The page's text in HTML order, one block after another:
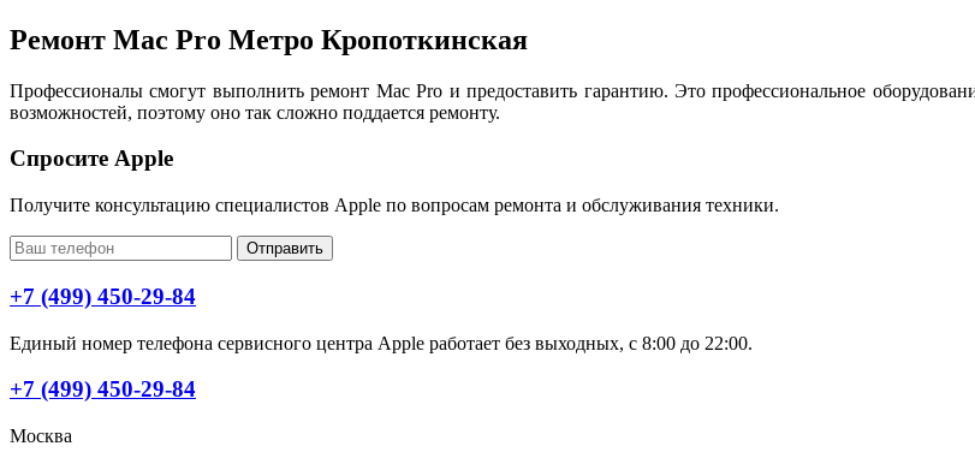
Ремонт Mac Pro Метро Кропоткинская
Профессионалы смогут выполнить ремонт Mac Pro и предоставить гарантию. Это профессиональное
возможностей, поэтому оно так сложно поддается ремонту.
Спросите Apple
Получите консультацию специалистов Apple по вопросам ремонта и обслуживания техники.
Отправить
+7 (499) 450-29-84
Единый номер телефона сервисного центра Apple работает без выходных, с 8:00 до 22:00.
+7 (499) 450-29-84
Москва